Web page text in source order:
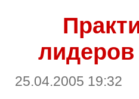
лидеров
25.04.2005 19:32